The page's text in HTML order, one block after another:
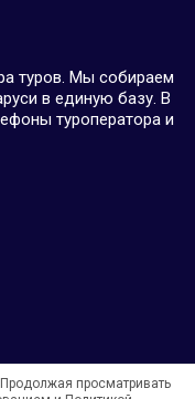
туров. Мы собираем
в единую базу. В
туроператора и
просматривать